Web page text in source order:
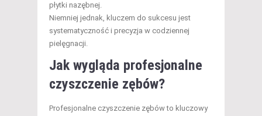
płytki nazębnej.
Niemniej jednak, kluczem do sukcesu jest
systematyczność i precyzja w codziennej
pielęgnacji.
Jak wygląda profesjonalne
czyszczenie zębów?
Profesjonalne czyszczenie zębów to kluczowy